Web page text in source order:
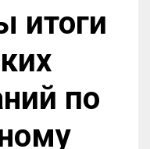
итоги
по